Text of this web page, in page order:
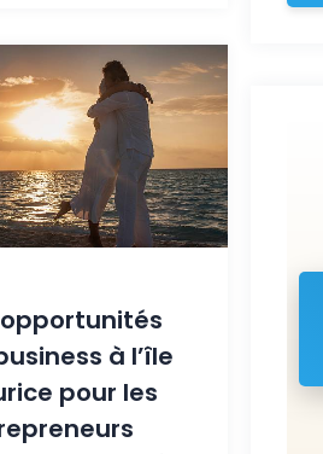
opportunités
à l’île
pour les